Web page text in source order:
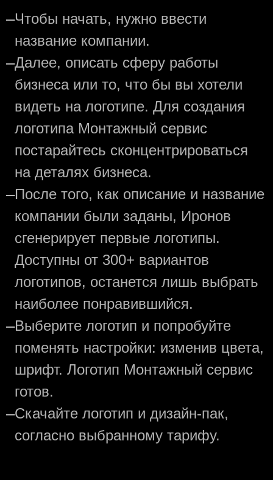
—Чтобы начать, нужно ввести
название компании.
—Далее, описать сферу работы
бизнеса или то, что бы вы хотели
видеть на логотипе. Для создания
логотипа Монтажный сервис
постарайтесь сконцентрироваться
на деталях бизнеса.
—После того, как описание и название
компании были заданы, Иронов
сгенерирует первые логотипы.
Доступны от 300+ вариантов
логотипов, останется лишь выбрать
наиболее понравившийся.
—Выберите логотип и попробуйте
поменять настройки: изменив цвета,
шрифт. Логотип Монтажный сервис
готов.
—Скачайте логотип и дизайн-пак,
согласно выбранному тарифу.